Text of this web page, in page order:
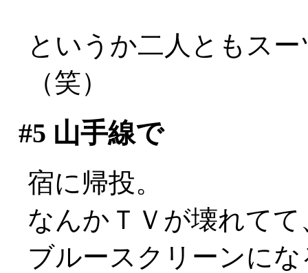
というか二人ともス
（笑）
#5 山手線で
宿に帰投。
なんかＴＶが壊れて
ブルースクリーンに